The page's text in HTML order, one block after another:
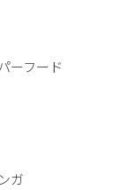
ーフード
ガ